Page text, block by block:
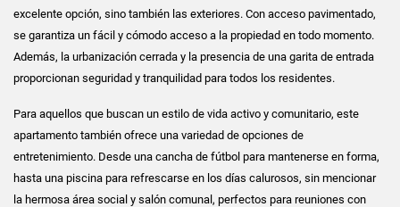
excelente opción, sino también las exteriores. Con acceso pavimentado,
se garantiza un fácil y cómodo acceso a la propiedad en todo momento.
Además, la urbanización cerrada y la presencia de una garita de entrada
proporcionan seguridad y tranquilidad para todos los residentes.
Para aquellos que buscan un estilo de vida activo y comunitario, este
apartamento también ofrece una variedad de opciones de
entretenimiento. Desde una cancha de fútbol para mantenerse en forma,
hasta una piscina para refrescarse en los días calurosos, sin mencionar
la hermosa área social y salón comunal, perfectos para reuniones con